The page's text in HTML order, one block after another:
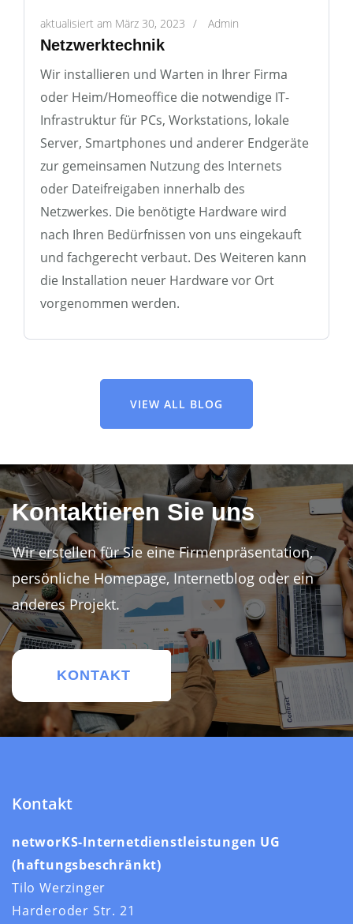
aktualisiert am März 30, 2023 / Admin
Netzwerktechnik
Wir installieren und Warten in Ihrer Firma
oder Heim/Homeoffice die notwendige IT-
Infrastruktur für PCs, Workstations, lokale
Server, Smartphones und anderer Endgeräte
zur gemeinsamen Nutzung des Internets
oder Dateifreigaben innerhalb des
Netzwerkes. Die benötigte Hardware wird
nach Ihren Bedürfnissen von uns eingekauft
und fachgerecht verbaut. Des Weiteren kann
die Installation neuer Hardware vor Ort
vorgenommen werden.
VIEW ALL BLOG
Kontaktieren Sie uns
Wir erstellen für Sie eine Firmenpräsentation,
persönliche Homepage, Internetblog oder ein
anderes Projekt.
KONTAKT
Kontakt
networKS-Internetdienstleistungen UG
(haftungsbeschränkt)
Tilo Werzinger
Harderoder Str. 21